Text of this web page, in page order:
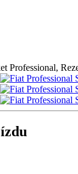
Professional,